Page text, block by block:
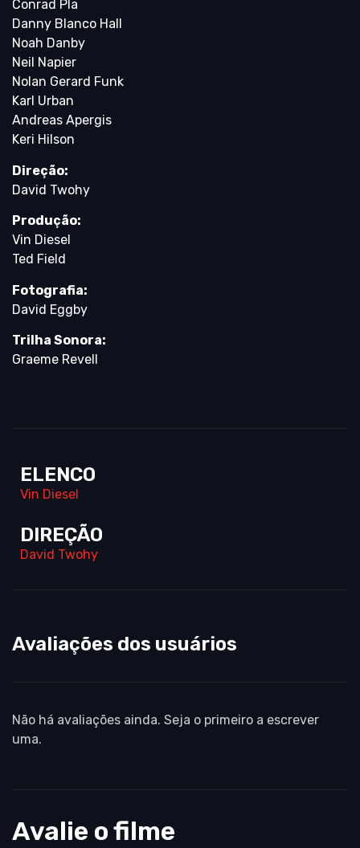
Conrad Pla
Danny Blanco Hall
Noah Danby
Neil Napier
Nolan Gerard Funk
Karl Urban
Andreas Apergis
Keri Hilson
Direção:
David Twohy
Produção:
Vin Diesel
Ted Field
Fotografia:
David Eggby
Trilha Sonora:
Graeme Revell
ELENCO
Vin Diesel
DIREÇÃO
David Twohy
Avaliações dos usuários
Não há avaliações ainda. Seja o primeiro a escrever
uma.
Avalie o filme